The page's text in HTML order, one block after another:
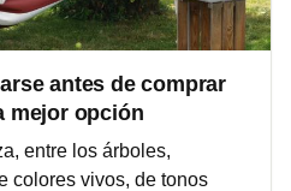
antes de comprar
mejor opción
entre los árboles,
colores vivos, de tonos